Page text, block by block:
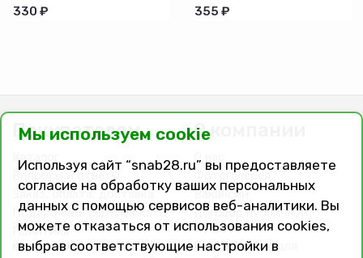
без
330 ₽ 355 ₽
Покупателям
Каталог
Вопросы и ответы
Заказ, оплата, доставка
Подарочные сертификаты
Политика
конфиденциальности
О компании
О нас
Фотогалерея
Вакансии
Договор публичной
оферты
Версия сайта для
Мы используем cookie
Используя сайт “snab28.ru” вы предоставляете
согласие на обработку ваших персональных
данных с помощью сервисов веб-аналитики. Вы
можете отказаться от использования cookies,
выбрав соответствующие настройки в